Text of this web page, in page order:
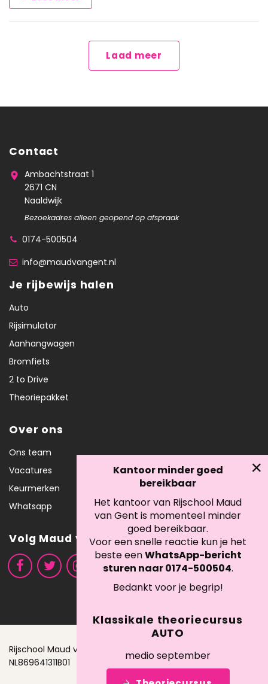
Laad meer
Contact
Ambachtstraat 1
2671 CN
Naaldwijk
Bezoekadres alleen geopend op afspraak
0174-500504
info@maudvangent.nl
Je rijbewijs halen
Auto
Rijsimulator
Aanhangwagen
Bromfiets
2 to Drive
Theoriepakket
Over ons
Ons team
Vacatures
Keurmerken
Whatsapp
Volg Maud van Gent
Rijschool Maud van Gent B.V. - KVK: 42085520 - BTW:
NL869641311B01
Kantoor minder goed
bereikbaar
Het kantoor van Rijschool Maud
van Gent is momenteel minder
goed bereikbaar.
Voor een snelle reactie kun je het
beste eenWhatsApp-bericht
sturen naar 0174-500504.
Bedankt voor je begrip!
Klassikale theoriecursus
AUTO
medio september